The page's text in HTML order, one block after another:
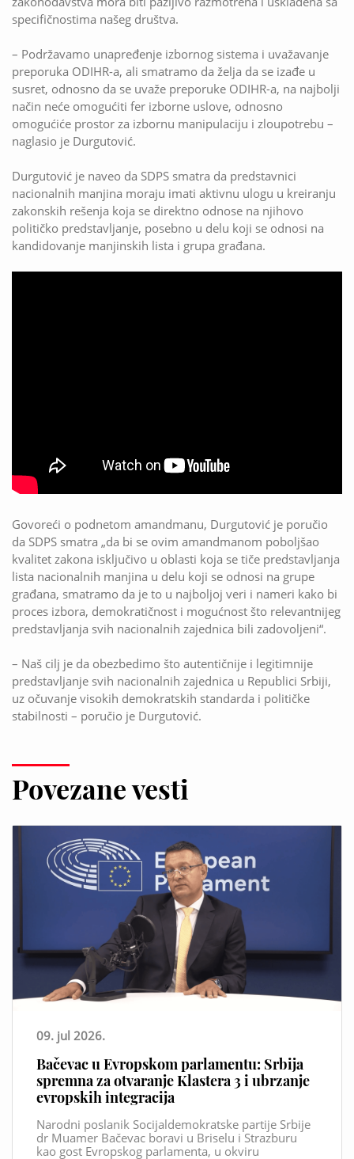
specifičnostima našeg društva.
– Podržavamo unapređenje izbornog sistema i uvažavanje
preporuka ODIHR-a, ali smatramo da želja da se izađe u
susret, odnosno da se uvaže preporuke ODIHR-a, na najbolji
način neće omogućiti fer izborne uslove, odnosno
omogućiće prostor za izbornu manipulaciju i zloupotrebu –
naglasio je Durgutović.
Durgutović je naveo da SDPS smatra da predstavnici
nacionalnih manjina moraju imati aktivnu ulogu u kreiranju
zakonskih rešenja koja se direktno odnose na njihovo
političko predstavljanje, posebno u delu koji se odnosi na
kandidovanje manjinskih lista i grupa građana.
Govoreći o podnetom amandmanu, Durgutović je poručio
da SDPS smatra „da bi se ovim amandmanom poboljšao
kvalitet zakona isključivo u oblasti koja se tiče predstavljanja
lista nacionalnih manjina u delu koji se odnosi na grupe
građana, smatramo da je to u najboljoj veri i nameri kako bi
proces izbora, demokratičnost i mogućnost što relevantnijeg
predstavljanja svih nacionalnih zajednica bili zadovoljeni“.
– Naš cilj je da obezbedimo što autentičnije i legitimnije
predstavljanje svih nacionalnih zajednica u Republici Srbiji,
uz očuvanje visokih demokratskih standarda i političke
stabilnosti – poručio je Durgutović.
Povezane vesti
09. jul 2026.
Bačevac u Evropskom parlamentu: Srbija
spremna za otvaranje Klastera 3 i ubrzanje
evropskih integracija
Narodni poslanik Socijaldemokratske partije Srbije
dr Muamer Bačevac boravi u Briselu i Strazburu
kao gost Evropskog parlamenta, u okviru